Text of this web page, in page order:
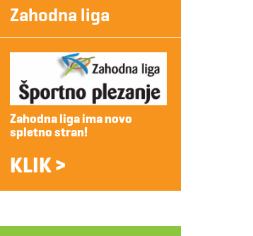
Zahodna liga
Zahodna liga ima novo
spletno stran!
KLIK >